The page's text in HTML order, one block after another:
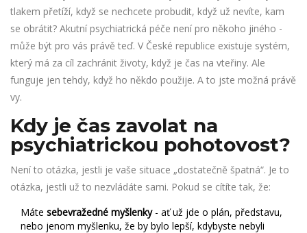
tlakem přetíží, když se nechcete probudit, když už nevíte, kam
se obrátit? Akutní psychiatrická péče není pro někoho jiného -
může být pro vás právě teď. V České republice existuje systém,
který má za cíl zachránit životy, když je čas na vteřiny. Ale
funguje jen tehdy, když ho někdo použije. A to jste možná právě
vy.
Kdy je čas zavolat na
psychiatrickou pohotovost?
Není to otázka, jestli je vaše situace „dostatečně špatná“. Je to
otázka, jestli už to nezvládáte sami. Pokud se cítíte tak, že:
Máte sebevražedné myšlenky- ať už jde o plán, představu,
nebo jenom myšlenku, že by bylo lepší, kdybyste nebyli